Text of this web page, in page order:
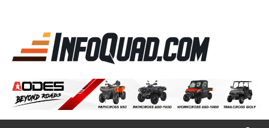
Magazine InfoQuad.com